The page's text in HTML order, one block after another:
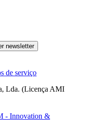
newsletter
de serviço
Lda. (Licença AMI
- Innovation &